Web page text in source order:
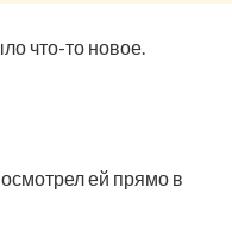
что-то новое.
ей прямо в